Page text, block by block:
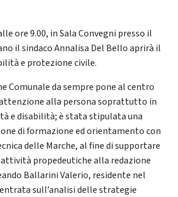
ore 9.00, in Sala Convegni presso il
il sindaco Annalisa Del Bello aprirà il
e protezione civile.
Comunale da sempre pone al centro
alla persona soprattutto in
e disabilità; è stata stipulata una
di formazione ed orientamento con
delle Marche, al fine di supportare
propedeutiche alla redazione
Ballarini Valerio, residente nel
sull’analisi delle strategie